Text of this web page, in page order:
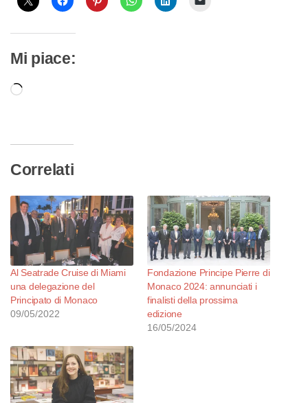
Mi piace:
Caricamento
Correlati
Al Seatrade Cruise di Miami
una delegazione del
Principato di Monaco
09/05/2022
Fondazione Principe Pierre di
Monaco 2024: annunciati i
finalisti della prossima
edizione
16/05/2024